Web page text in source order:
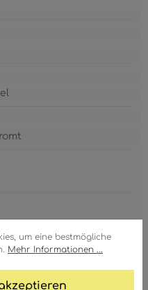
um eine bestmögliche
Mehr Informationen ...